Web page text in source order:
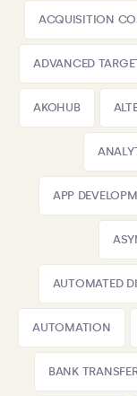
ACQUISITION
ADVANCED
AKOHUB
APP
AUTOMATED
AUTOMATION
BANK